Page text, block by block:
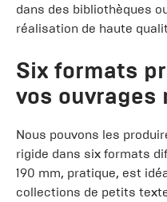
dans des bibliothèques
réalisation de haute
Six formats
vos ouvrages
Nous pouvons les
rigide dans six formats
190 mm, pratique, est
collections de petits